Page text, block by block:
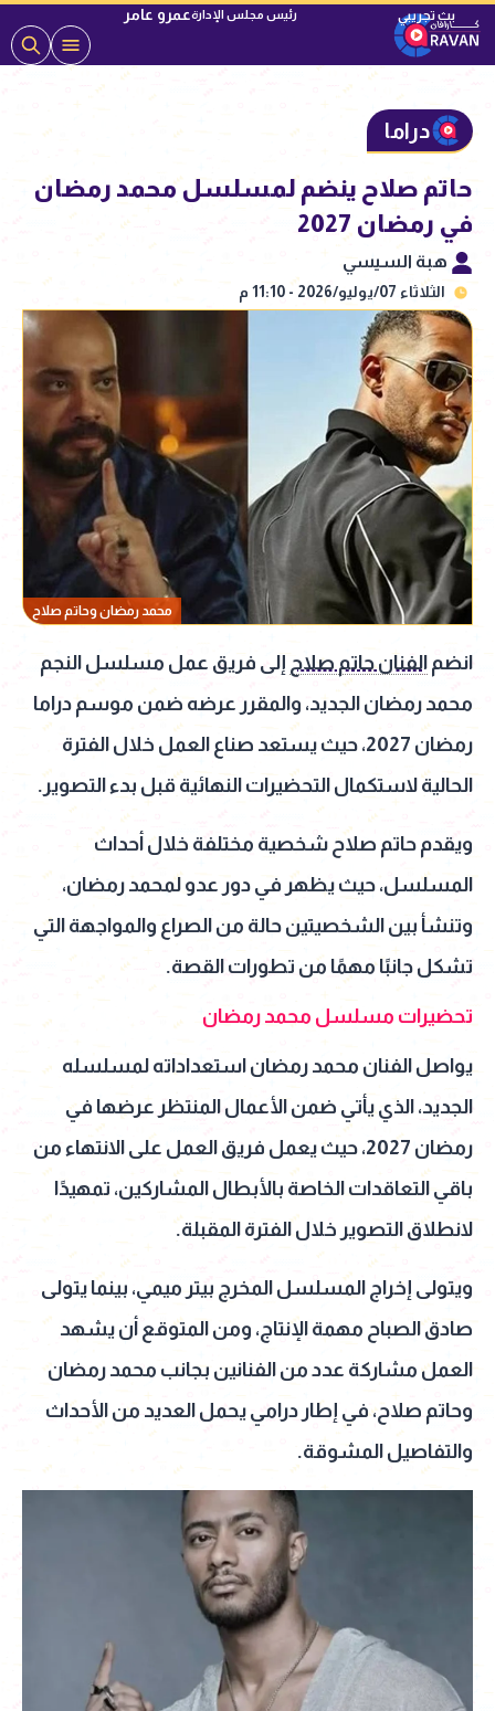
رئيس مجلس الإدارةعمرو عامر
دراما
حاتم صلاح ينضم لمسلسل محمد رمضان
في رمضان 2027
هبة السيسي
الثلاثاء 07/يوليو/2026 - 11:10 م
محمد رمضان وحاتم صلاح
انضم الفنان حاتم صلاح إلى فريق عمل مسلسل النجم
محمد رمضان الجديد، والمقرر عرضه ضمن موسم دراما
رمضان 2027، حيث يستعد صناع العمل خلال الفترة
الحالية لاستكمال التحضيرات النهائية قبل بدء التصوير.
ويقدم حاتم صلاح شخصية مختلفة خلال أحداث
المسلسل، حيث يظهر في دور عدو لمحمد رمضان،
وتنشأ بين الشخصيتين حالة من الصراع والمواجهة التي
تشكل جانبًا مهمًا من تطورات القصة.
تحضيرات مسلسل محمد رمضان
يواصل الفنان محمد رمضان استعداداته لمسلسله
الجديد، الذي يأتي ضمن الأعمال المنتظر عرضها في
رمضان 2027، حيث يعمل فريق العمل على الانتهاء من
باقي التعاقدات الخاصة بالأبطال المشاركين، تمهيدًا
لانطلاق التصوير خلال الفترة المقبلة.
ويتولى إخراج المسلسل المخرج بيتر ميمي، بينما يتولى
صادق الصباح مهمة الإنتاج، ومن المتوقع أن يشهد
العمل مشاركة عدد من الفنانين بجانب محمد رمضان
وحاتم صلاح، في إطار درامي يحمل العديد من الأحداث
والتفاصيل المشوقة.